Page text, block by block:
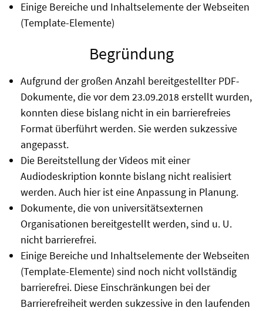
Einige Bereiche und Inhaltselemente der Webseiten
(Template-Elemente)
Begründung
Aufgrund der großen Anzahl bereitgestellter PDF-
Dokumente, die vor dem 23.09.2018 erstellt wurden,
konnten diese bislang nicht in ein barrierefreies
Format überführt werden. Sie werden sukzessive
angepasst.
Die Bereitstellung der Videos mit einer
Audiodeskription konnte bislang nicht realisiert
werden. Auch hier ist eine Anpassung in Planung.
Dokumente, die von universitätsexternen
Organisationen bereitgestellt werden, sind u. U.
nicht barrierefrei.
Einige Bereiche und Inhaltselemente der Webseiten
(Template-Elemente) sind noch nicht vollständig
barrierefrei. Diese Einschränkungen bei der
Barrierefreiheit werden sukzessive in den laufenden